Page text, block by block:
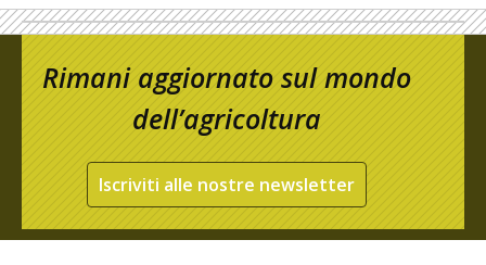
Rimani aggiornato sul mondo
dell’agricoltura
Iscriviti alle nostre newsletter